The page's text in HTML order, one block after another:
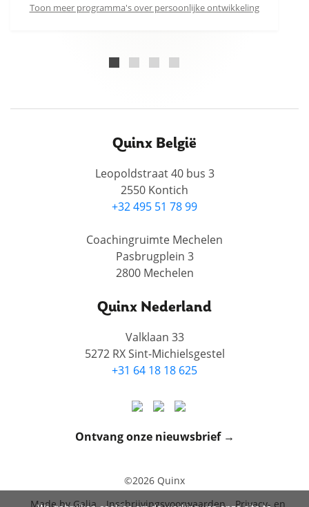
Quinx België
Leopoldstraat 40 bus 3
2550 Kontich
+32 495 51 78 99
Coachingruimte Mechelen
Pasbrugplein 3
2800 Mechelen
Quinx Nederland
Valklaan 33
5272 RX Sint-Michielsgestel
+31 64 18 18 625
Ontvang onze nieuwsbrief →
©2026 Quinx
Made by Galia
Inschrijvingsvoorwaarden Privacy- en